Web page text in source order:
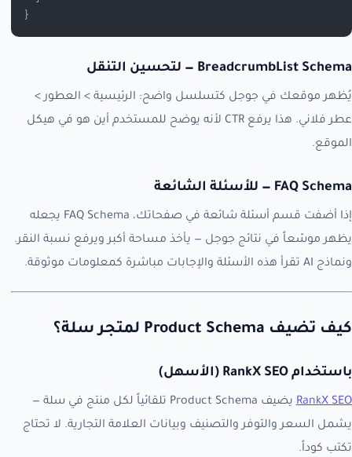
}
BreadcrumbList Schema — لتحسين التنقل
يُظهر موقعك في جوجل كتسلسل واضح: الرئيسية > العطور >
عطر فلاني. هذا يرفع CTR لأنه يوضح للمستخدم أين هو في هيكل
الموقع.
FAQ Schema — للأسئلة الشائعة
إذا أضفت قسم أسئلة شائعة في صفحاتك، FAQ Schema يجعله
يظهر موسّعاً في نتائج جوجل — يأخذ مساحة أكبر ويرفع نسبة النقر.
ونماذج AI تقرأ هذه الأسئلة والإجابات مباشرة كمعلومات موثوقة.
كيف تضيف Product Schema لمتجر سلة؟
باستخدام RankX SEO (الأسهل)
RankX SEO
يضيف Product Schema تلقائياً لكل منتج في سلة —
يشمل السعر والتوفر والتصنيف وبيانات العلامة التجارية. لا تحتاج
تكتب كوداً.